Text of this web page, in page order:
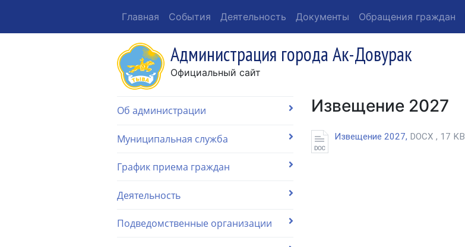
Главная События Деятельность Документы Обращения граждан
Администрация города Ак-Довурак
Официальный сайт
Об администрации
Муниципальная служба
График приема граждан
Деятельность
Подведомственные организации
Извещение 2027
Извещение 2027, DOCX , 17 KB